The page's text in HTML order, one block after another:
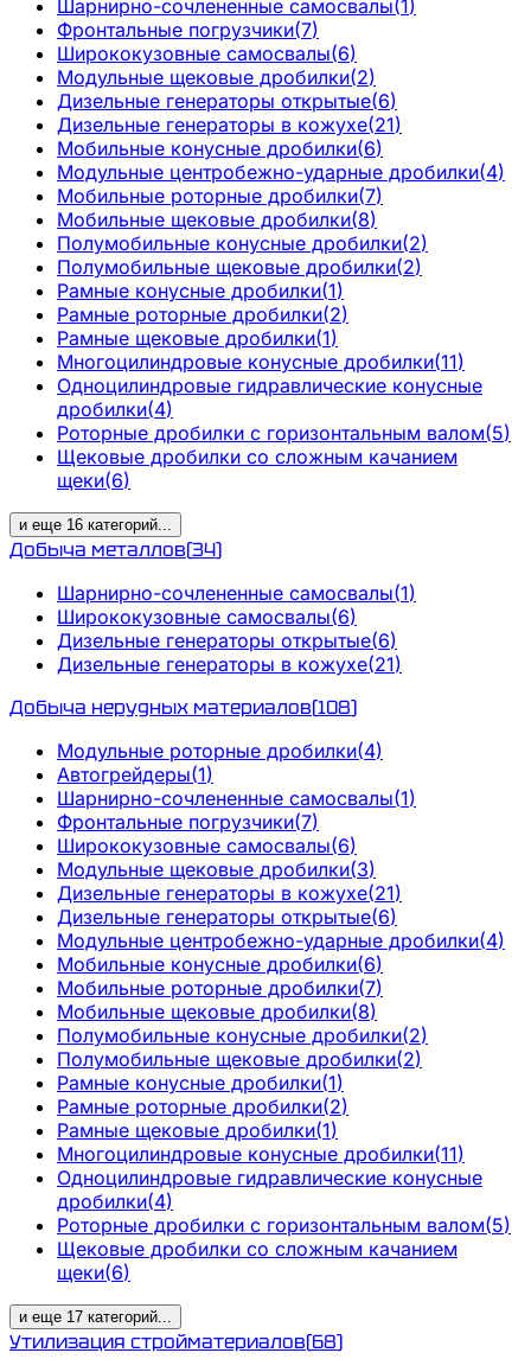
Шарнирно-сочлененные самосвалы(1 )
Фронтальные погрузчики(7)
Ширококузовные самосвалы(6)
Модульные щековые дробилки(2)
Дизельные генераторы открытые(6)
Дизельные генераторы в кожухе(21)
Мобильные конусные дробилки(6)
Модульные центробежно-ударные дробилки(4)
Мобильные роторные дробилки(7)
Мобильные щековые дробилки(8)
Полумобильные конусные дробилки(2)
Полумобильные щековые дробилки(2)
Рамные конусные дробилки(1)
Рамные роторные дробилки(2)
Рамные щековые дробилки(1)
Многоцилиндровые конусные дробилки(11)
Одноцилиндровые гидравлические конусные
дробилки(4)
Роторные дробилки с горизонтальным валом(5)
Щековые дробилки со сложным качанием
щеки(6)
и еще 16 категорий...
Добыча металлов(34)
Шарнирно-сочлененные самосвалы(1)
Ширококузовные самосвалы(6)
Дизельные генераторы открытые(6)
Дизельные генераторы в кожухе(21)
Добыча нерудных материалов(108)
Модульные роторные дробилки(4)
Автогрейдеры(1)
Шарнирно-сочлененные самосвалы(1)
Фронтальные погрузчики(7)
Ширококузовные самосвалы(6)
Модульные щековые дробилки(3)
Дизельные генераторы в кожухе(21)
Дизельные генераторы открытые(6)
Модульные центробежно-ударные дробилки(4)
Мобильные конусные дробилки(6)
Мобильные роторные дробилки(7)
Мобильные щековые дробилки(8)
Полумобильные конусные дробилки(2)
Полумобильные щековые дробилки(2)
Рамные конусные дробилки(1)
Рамные роторные дробилки(2)
Рамные щековые дробилки(1)
Многоцилиндровые конусные дробилки(11)
Одноцилиндровые гидравлические конусные
дробилки(4)
Роторные дробилки с горизонтальным валом(5)
Щековые дробилки со сложным качанием
щеки(6)
и еще 17 категорий...
Утилизация стройматериалов(68)